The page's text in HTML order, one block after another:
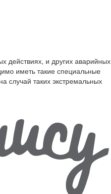
действиях, и других аварийных
иметь такие специальные
случай таких экстремальных